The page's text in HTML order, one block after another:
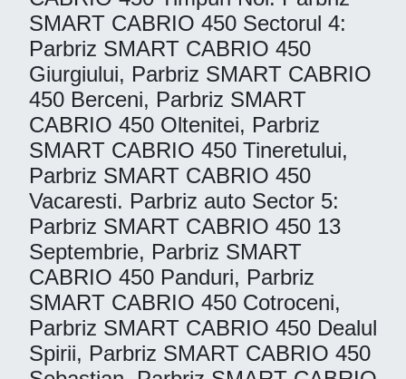
SMART CABRIO 450 Sectorul 4:
Parbriz SMART CABRIO 450
Giurgiului, Parbriz SMART CABRIO
450 Berceni, Parbriz SMART
CABRIO 450 Oltenitei, Parbriz
SMART CABRIO 450 Tineretului,
Parbriz SMART CABRIO 450
Vacaresti. Parbriz auto Sector 5:
Parbriz SMART CABRIO 450 13
Septembrie, Parbriz SMART
CABRIO 450 Panduri, Parbriz
SMART CABRIO 450 Cotroceni,
Parbriz SMART CABRIO 450 Dealul
Spirii, Parbriz SMART CABRIO 450